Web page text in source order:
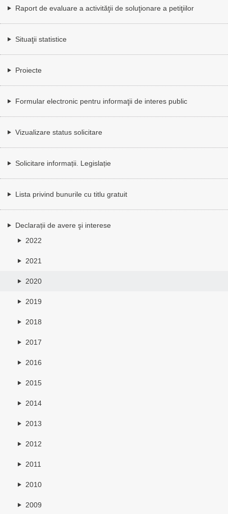
Raport de evaluare a activităţii de soluţionare a petiţiilor
Situaţii statistice
Proiecte
Formular electronic pentru informaţii de interes public
Vizualizare status solicitare
Solicitare informații. Legislație
Lista privind bunurile cu titlu gratuit
Declarații de avere şi interese
2022
2021
2020
2019
2018
2017
2016
2015
2014
2013
2012
2011
2010
2009